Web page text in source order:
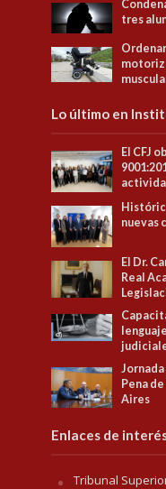
tres
Lo último en
El CFJ
nuevas
El Dr.
Real
Pena
Aires
Enlaces de
Tribunal